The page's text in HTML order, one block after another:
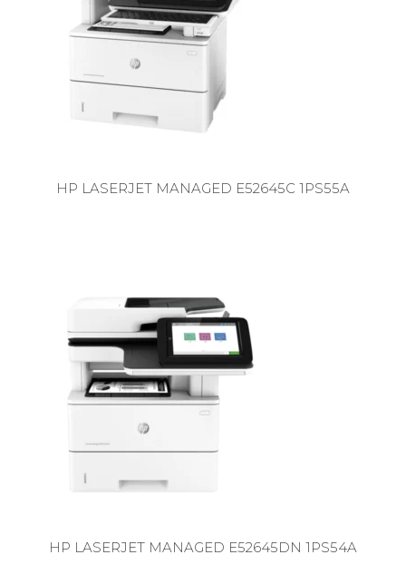
HP LASERJET MANAGED E52645C 1PS55A
HP LASERJET MANAGED E52645DN 1PS54A